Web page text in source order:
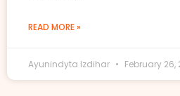
READ MORE »
Ayunindyta Izdihar February 26,